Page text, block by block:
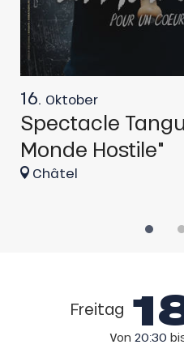
16. Oktober
Spectacle
Monde Hostile"
Châtel
Freitag
Von 20:30